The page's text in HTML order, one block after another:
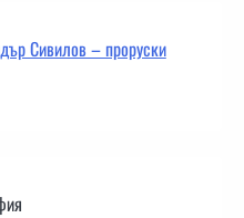
Сивилов – проруски